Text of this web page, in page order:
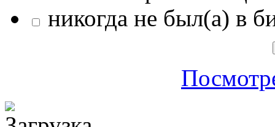
никогда не был(а) в